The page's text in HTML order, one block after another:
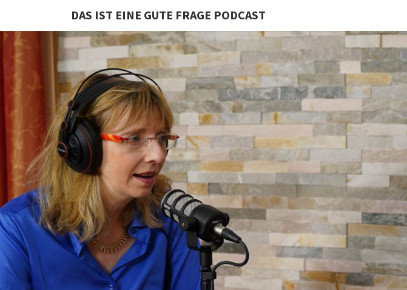
DAS IST EINE GUTE FRAGE PODCAST